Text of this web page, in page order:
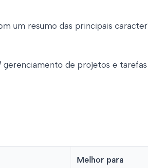
um resumo das principais
de projetos e
Melhor para